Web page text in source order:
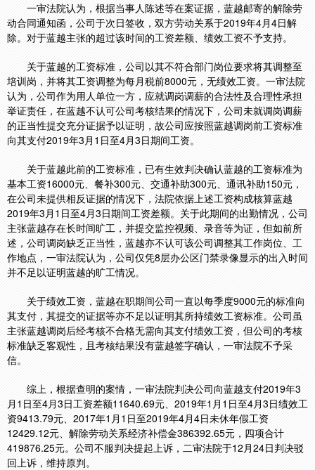
一审法院认为，根据当事人陈述等在案证据，蓝越邮寄的解除劳
动合同通知函，公司于次日签收，双方劳动关系于2019年4月4日解
除。对于蓝越主张的超过该时间的工资差额、绩效工资不予支持。
关于蓝越的工资标准，公司以其不符合部门岗位要求将其调整至
培训岗，并将其工资调整为每月税前8000元，无绩效工资。一审法院
认为，公司作为用人单位一方，应就调岗调薪的合法性及合理性承担
举证责任，在蓝越不认可公司考核结果的情况下，公司未就调岗调薪
的正当性提交充分证据予以证明，故公司应按照蓝越调岗前工资标准
向其支付2019年3月1日至4月3日期间工资。
关于蓝越此前的工资标准，已有生效判决确认蓝越的工资标准为
基本工资16000元、餐补300元、交通补助300元、通讯补助150元，
在公司未提供相反证据的情况下，法院依据上述工资构成核算蓝越
2019年3月1日至4月3日期间工资差额。关于此期间的出勤情况，公司
主张蓝越存在长时间旷工，并提交监控视频、录音等为证，但如前所
述，公司调岗缺乏正当性，蓝越亦不认可该公司调整其工作岗位、工
作地点，一审法院认为，公司仅凭8层办公区门禁录像显示的出入时间
并不足以证明蓝越的旷工情况。
关于绩效工资，蓝越在职期间公司一直以每季度9000元的标准向
其支付，其提交的证据等亦不足以证明其所持绩效工资标准。公司虽
主张蓝越调岗后经考核不合格无需向其支付绩效工资，但公司的考核
标准缺乏客观性，且考核结果没有蓝越签字确认，一审法院不予采
信。
综上，根据查明的案情，一审法院判决公司向蓝越支付2019年3
月1日至4月3日工资差额11640.69元、2019年1月1日至4月3日绩效工
资9413.79元、2017年1月1日至2019年4月4日未休年假工资
12429.12元、解除劳动关系经济补偿金386392.65元，四项合计
419876.25元。公司不服判决提起上诉，二审法院于12月24日判决驳
回上诉，维持原判。